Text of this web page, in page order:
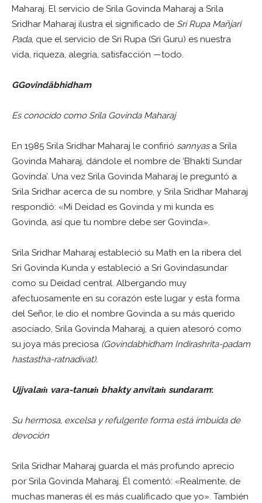
Maharaj. El servicio de Srila Govinda Maharaj a Srila
Sridhar Maharaj ilustra el significado de Sri Rupa Mañjari
Pada, que el servicio de Sri Rupa (Sri Guru) es nuestra
vida, riqueza, alegría, satisfacción —todo.
GGovindābhidham
Es conocido como Srila Govinda Maharaj
En 1985 Srila Sridhar Maharaj le confirió sannyasa Srila
Govinda Maharaj, dándole el nombre de ‘Bhakti Sundar
Govinda’. Una vez Srila Govinda Maharaj le preguntó a
Srila Sridhar acerca de su nombre, y Srila Sridhar Maharaj
respondió: «Mi Deidad es Govinda y mi kunda es
Govinda, así que tu nombre debe ser Govinda».
Srila Sridhar Maharaj estableció su Math en la ribera del
Sri Govinda Kunda y estableció a Sri Govindasundar
como su Deidad central. Albergando muy
afectuosamente en su corazón este lugar y esta forma
del Señor, le dio el nombre Govinda a su más querido
asociado, Srila Govinda Maharaj, a quien atesoró como
su joya más preciosa (Govindabhidham Indirashrita-padam
hastastha-ratnadivat).
Ujjvalaṁ vara-tanuṁ bhakty anvitaṁ sundaram:
Su hermosa, excelsa y refulgente forma está imbuida de
devoción
Srila Sridhar Maharaj guarda el más profundo aprecio
por Srila Govinda Maharaj. Él comentó: «Realmente, de
muchas maneras él es más cualificado que yo». También